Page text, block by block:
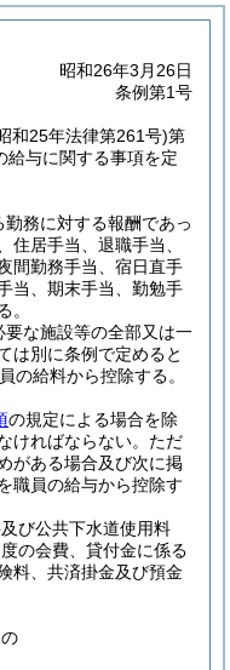
昭和26年3月26日
条例第1号
和25年法律第261号)第
給与に関する事項を定
務に対する報酬であっ
住居手当、退職手当、
間勤務手当、宿日直手
当、期末手当、勤勉手
。
な施設等の全部又は一
は別に条例で定めると
の給料から控除する。
の規定による場合を除
ければならない。 ただ
がある場合及び次に掲
職員の給与から控除す
び公共下水道使用料
の会費、貸付金に係る
料、共済掛金及び預金